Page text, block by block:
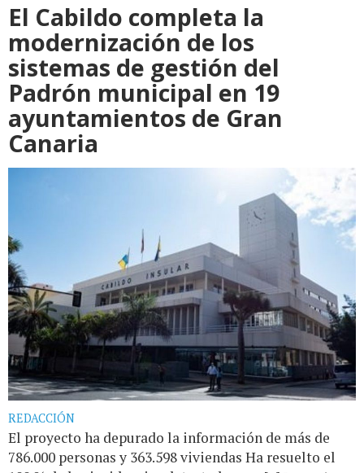
El Cabildo completa la
modernización de los
sistemas de gestión del
Padrón municipal en 19
ayuntamientos de Gran
Canaria
REDACCIÓN
El proyecto ha depurado la información de más de
786.000 personas y 363.598 viviendas Ha resuelto el